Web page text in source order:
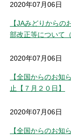
2020年07月06日
【JAみどりから
部改正等について
2020年07月06日
【全国からのお知
止【７月２０日】
2020年07月06日
【全国からのお知